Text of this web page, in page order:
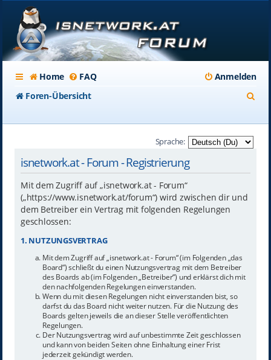
Home FAQ
Anmelden
Foren-Übersicht
Sprache:
isnetwork.at - Forum - Registrierung
Mit dem Zugriff auf „isnetwork.at - Forum“
(„https://www.isnetwork.at/forum“) wird zwischen dir und
dem Betreiber ein Vertrag mit folgenden Regelungen
geschlossen:
1. NUTZUNGSVERTRAG
Mit dem Zugriff auf „isnetwork.at - Forum“ (im Folgenden „das
Board“) schließt du einen Nutzungsvertrag mit dem Betreiber
des Boards ab (im Folgenden „Betreiber“) und erklärst dich mit
den nachfolgenden Regelungen einverstanden.
Wenn du mit diesen Regelungen nicht einverstanden bist, so
darfst du das Board nicht weiter nutzen. Für die Nutzung des
Boards gelten jeweils die an dieser Stelle veröffentlichten
Regelungen.
Der Nutzungsvertrag wird auf unbestimmte Zeit geschlossen
und kann von beiden Seiten ohne Einhaltung einer Frist
jederzeit gekündigt werden.